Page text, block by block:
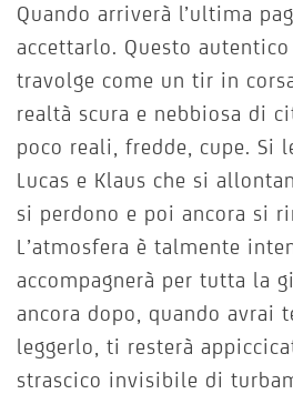
Quando arriverà l’ultima
accettarlo. Questo
travolge come un tir in
realtà scura e nebbiosa di
poco reali, fredde, cupe. Si
Lucas e Klaus che si
si perdono e poi ancora si
L’atmosfera è talmente
accompagnerà per tutta la
ancora dopo, quando avrai
leggerlo, ti resterà
strascico invisibile di